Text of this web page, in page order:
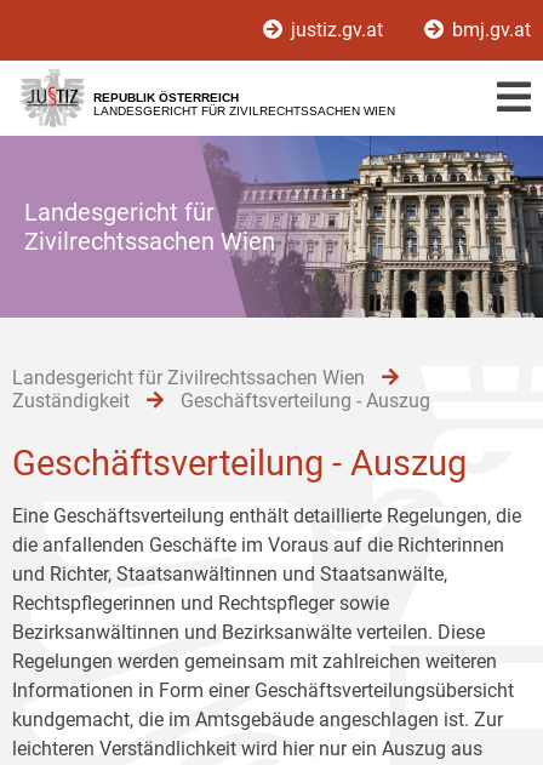
[1]
[2]
[3]
justiz.gv.at bmj.gv.at
REPUBLIK ÖSTERREICH
LANDESGERICHT FÜR ZIVILRECHTSSACHEN WIEN
Landesgericht für
Zivilrechtssachen Wien
Landesgericht für Zivilrechtssachen Wien
Zuständigkeit
Geschäftsverteilung - Auszug
Geschäftsverteilung - Auszug
Eine Geschäftsverteilung enthält detaillierte Regelungen, die
die anfallenden Geschäfte im Voraus auf die Richterinnen
und Richter, Staatsanwältinnen und Staatsanwälte,
Rechtspflegerinnen und Rechtspfleger sowie
Bezirksanwältinnen und Bezirksanwälte verteilen. Diese
Regelungen werden gemeinsam mit zahlreichen weiteren
Informationen in Form einer Geschäftsverteilungsübersicht
kundgemacht, die im Amtsgebäude angeschlagen ist. Zur
leichteren Verständlichkeit wird hier nur ein Auszug aus